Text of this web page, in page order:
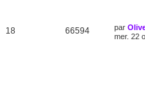
18 66594 par
mer. 22